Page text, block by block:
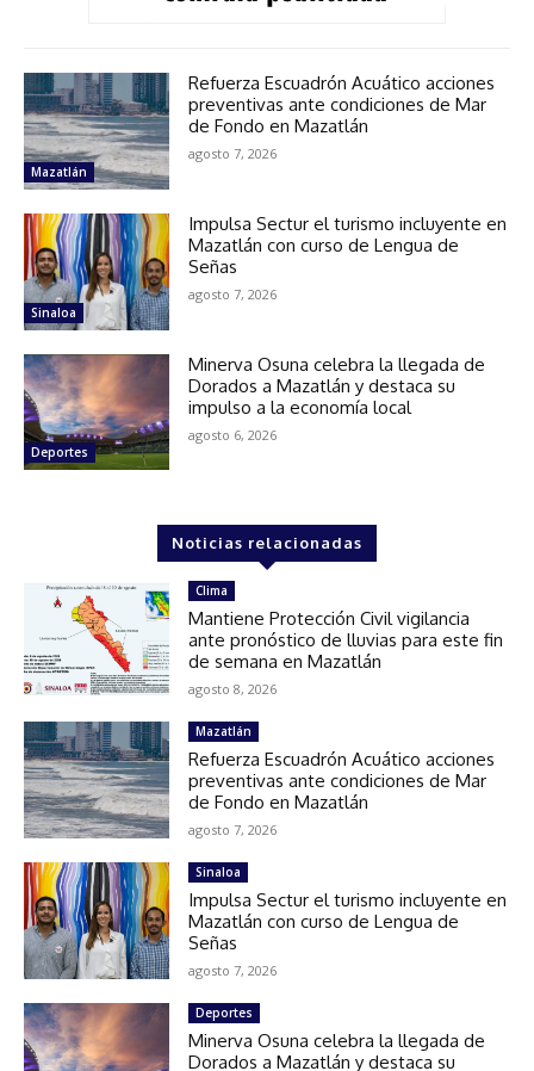
Mazatlán
Refuerza Escuadrón Acuático acciones
preventivas ante condiciones de Mar
de Fondo en Mazatlán
agosto 7, 2026
Sinaloa
Impulsa Sectur el turismo incluyente en
Mazatlán con curso de Lengua de
Señas
agosto 7, 2026
Deportes
Minerva Osuna celebra la llegada de
Dorados a Mazatlán y destaca su
impulso a la economía local
agosto 6, 2026
Noticias relacionadas
Clima
Mantiene Protección Civil vigilancia
ante pronóstico de lluvias para este fin
de semana en Mazatlán
agosto 8, 2026
Mazatlán
Refuerza Escuadrón Acuático acciones
preventivas ante condiciones de Mar
de Fondo en Mazatlán
agosto 7, 2026
Sinaloa
Impulsa Sectur el turismo incluyente en
Mazatlán con curso de Lengua de
Señas
agosto 7, 2026
Deportes
Minerva Osuna celebra la llegada de
Dorados a Mazatlán y destaca su